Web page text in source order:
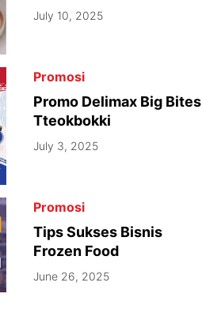
July 10, 2025
Promosi
Promo Delimax Big Bites
Tteokbokki
July 3, 2025
Promosi
Tips Sukses Bisnis
Frozen Food
June 26, 2025